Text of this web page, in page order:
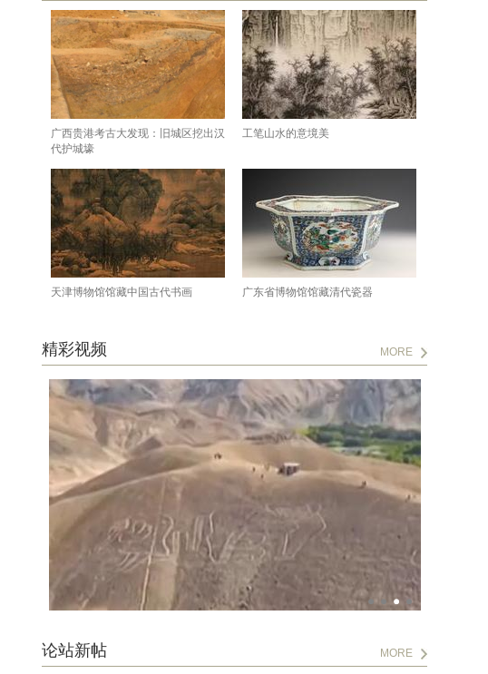
广西贵港考古大发现：旧城区挖出汉
代护城壕
工笔山水的意境美
天津博物馆馆藏中国古代书画 广东省博物馆馆藏清代瓷器
精彩视频 MORE
论站新帖 MORE